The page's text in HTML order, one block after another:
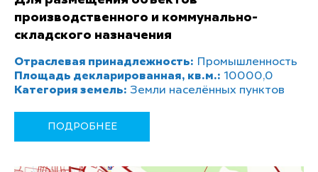
производственного и коммунально-
складского назначения
Отраслевая принадлежность: Промышленность
Площадь декларированная, кв.м.: 10000,0
Категория земель: Земли населённых пунктов
ПОДРОБНЕЕ